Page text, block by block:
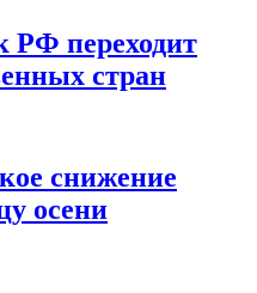
переходит
стран
снижение
осени